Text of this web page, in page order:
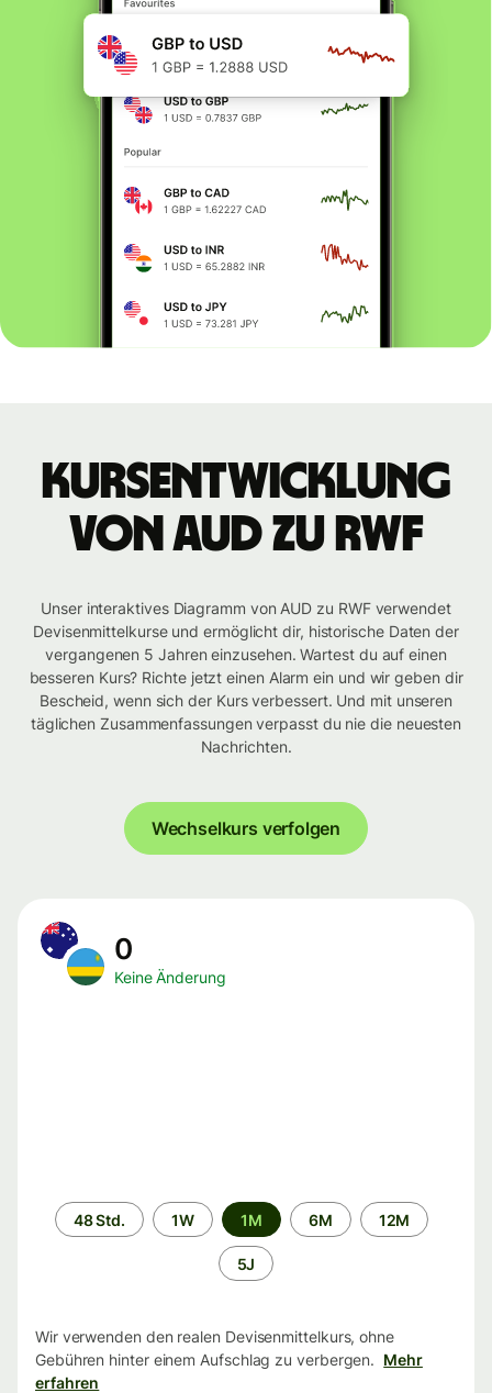
Kursentwicklung
von AUD zu RWF
Unser interaktives Diagramm von AUD zu RWF verwendet
Devisenmittelkurse und ermöglicht dir, historische Daten der
vergangenen 5 Jahren einzusehen. Wartest du auf einen
besseren Kurs? Richte jetzt einen Alarm ein und wir geben dir
Bescheid, wenn sich der Kurs verbessert. Und mit unseren
täglichen Zusammenfassungen verpasst du nie die neuesten
Nachrichten.
Wechselkurs verfolgen
0
Keine Änderung
Zeitraum
48 Std. 1W 1M 6M 12M
5J
Wir verwenden den realen Devisenmittelkurs, ohne
Gebühren hinter einem Aufschlag zu verbergen. Mehr
erfahren